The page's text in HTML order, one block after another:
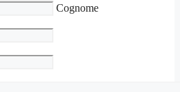
Cognome